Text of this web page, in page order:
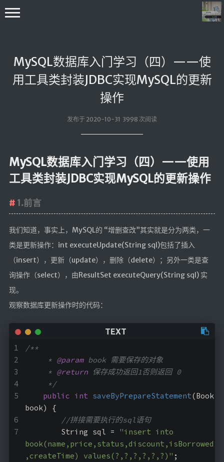
MySQL数据库入门学习（四）——使
用工具类封装JDBC实现MySQL的更新
操作
发布于 2020-10-31 3998 次阅读
MySQL数据库入门学习（四）——使用
工具类封装JDBC实现MySQL的更新操作
1.前言
我们知道，事实上，MySQL的 “增删查改”其实就是分为两类，一
类是更新操作：int executeUpdate(String sql)包括了插入
（insert），更新（update），删除（delete）；另外一类是查
询操作（select），由ResultSet executeQuery(String sql) 实
现。
观察数据库更新操作时的代码：
/**
     *
@param book 需要保存的对象
     *
@return 保存成功返回1否则返回 0
     */
public int saveByPrepareStatement(Book
book)
{
//拼接需要执行的sql语句
        String sql =
"insert into
book(name,price,status,discount,isBorrowed
,createTime) values(?,?,?,?,?,?)" ;
Java学习
go技术学习
数据结构与算法
汇编学习
mybatis
Python
UML
前端学习
Java实验
随笔
生活
友情链接